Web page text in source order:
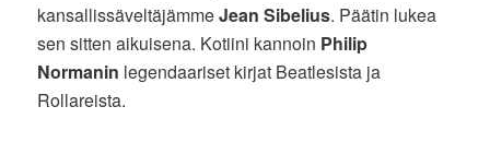
kansallissäveltäjämmeJean Sibelius. Päätin lukea
sen sitten aikuisena. Kotiini kannoin Philip
Normanin legendaariset kirjat Beatlesista ja
Rollareista.